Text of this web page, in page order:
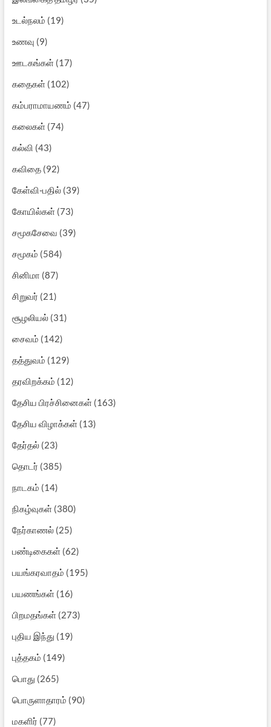
உடல்நலம் (19)
உணவு (9)
ஊடகங்கள்(17)
கதைகள்(102)
கம்பராமாயணம் (47)
கலைகள்(74)
கல்வி (43)
கவிதை(92)
கேள்வி-பதில்(39)
கோயில்கள்(73)
சமூகசேவை (39)
சமூகம் (584)
சினிமா (87)
சிறுவர் (21)
சூழலியல்(31)
சைவம் (142)
தத்துவம் (129)
தரவிறக்கம் (12)
தேசிய பிரச்சினைகள்(163)
தேசிய விழாக்கள்(13)
தேர்தல்(23)
தொடர் (385)
நாடகம் (14)
நிகழ்வுகள்(380)
நேர்காணல்(25)
பண்டிகைகள்(62)
பயங்கரவாதம் (195)
பயணங்கள்(16)
பிறமதங்கள்(273)
புதிய இந்து (19)
புத்தகம் (149)
பொது (265)
பொருளாதாரம் (90)
மகளிர் (77)